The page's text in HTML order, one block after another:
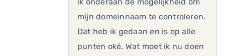
mijn domeinnaam te controleren.
Dat heb ik gedaan en is op alle
punten oké. Wat moet ik nu doen